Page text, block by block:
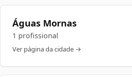
Águas Mornas
1 profissional
Ver página da cidade →